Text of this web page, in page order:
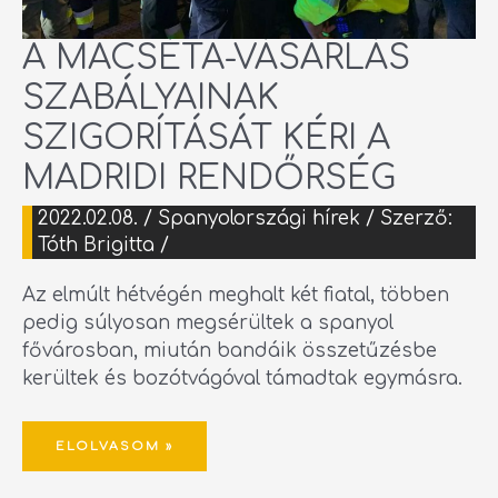
A MACSÉTA-VÁSÁRLÁS
SZABÁLYAINAK
SZIGORÍTÁSÁT KÉRI A
MADRIDI RENDŐRSÉG
2022.02.08. / Spanyolországi hírek / Szerző:
Tóth Brigitta /
Az elmúlt hétvégén meghalt két fiatal, többen
pedig súlyosan megsérültek a spanyol
fővárosban, miután bandáik összetűzésbe
kerültek és bozótvágóval támadtak egymásra.
ELOLVASOM »